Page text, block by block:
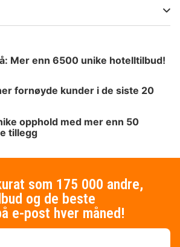
Mer enn 6500 unike hotelltilbud!
fornøyde kunder i de siste 20
opphold med mer enn 50
tillegg
som 175 000 andre,
og de beste
e-post hver måned!